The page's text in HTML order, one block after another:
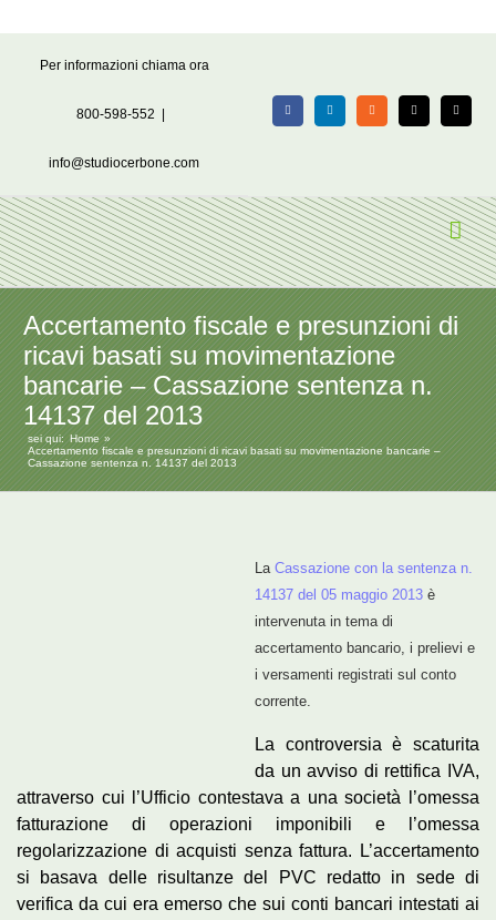
Per informazioni chiama ora
800-598-552
info@studiocerbone.com
FacebookLinkedIn Rss X Email
Accertamento fiscale e presunzioni di
ricavi basati su movimentazione
bancarie – Cassazione sentenza n.
14137 del 2013
sei qui: Home
Accertamento fiscale e presunzioni di ricavi basati su movimentazione bancarie –
Cassazione sentenza n. 14137 del 2013
La Cassazione con la sentenza n.
14137 del 05 maggio 2013 è
intervenuta in tema di
accertamento bancario, i prelievi e
i versamenti registrati sul conto
corrente.
La controversia è scaturita
da un avviso di rettifica IVA,
attraverso cui l’Ufficio contestava a una società l’omessa
fatturazione di operazioni imponibili e l’omessa
regolarizzazione di acquisti senza fattura. L’accertamento
si basava delle risultanze del PVC redatto in sede di
verifica da cui era emerso che sui conti bancari intestati ai